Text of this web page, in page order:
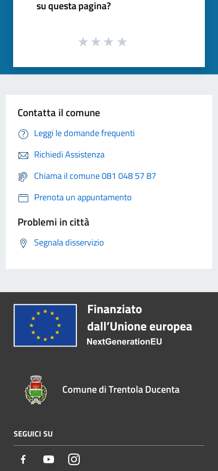
su questa pagina?
Contatta il comune
Leggi le domande frequenti
Richiedi Assistenza
Chiama il comune 081 048 57 87
Prenota un appuntamento
Problemi in città
Segnala disservizio
Comune di Trentola Ducenta
SEGUICI SU
Facebook YoutubeInstagram